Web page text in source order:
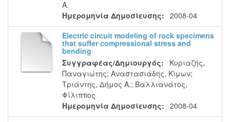
Α.
Ημερομηνία Δημοσίευσης: 2008-04
Electric circuit modeling of rock specimens
that suffer compressional stress and
bending
Συγγραφέας/Δημιουργός:
Κυριαζής,
Παναγιώτης; Αναστασιάδης, Κίμων;
Τριάντης, Δήμος Α.; Βαλλιανάτος,
Φίλιππος
Ημερομηνία Δημοσίευσης: 2008-04